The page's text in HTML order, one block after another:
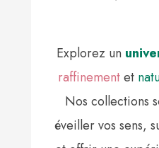
Explorez un
raffinementet
Nos collections
éveiller vos sens,